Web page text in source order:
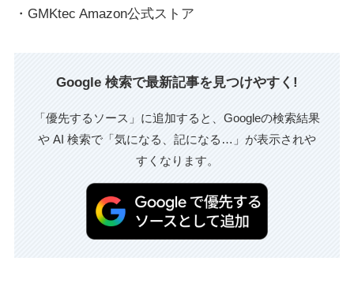
・GMKtec Amazon公式ストア
Google 検索で最新記事を見つけやすく!
「優先するソース」に追加すると、Googleの検索結果
や AI 検索で「気になる、記になる…」が表示されや
すくなります。